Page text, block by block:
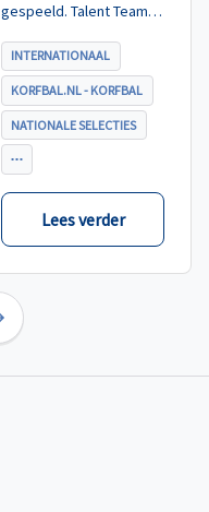
gespeeld. Talent TeamNL
poule A, met Nieuw-
Zeeland, Hong Kong
China en India. De eerste
wedstrijd, tegen Nieuw-
Zeeland U21, werd zoals
verwacht met ruime
cijfers gewonnen.
INTERNATIONAAL
KORFBAL.NL - KORFBAL
NATIONALE SELECTIES
Lees verder